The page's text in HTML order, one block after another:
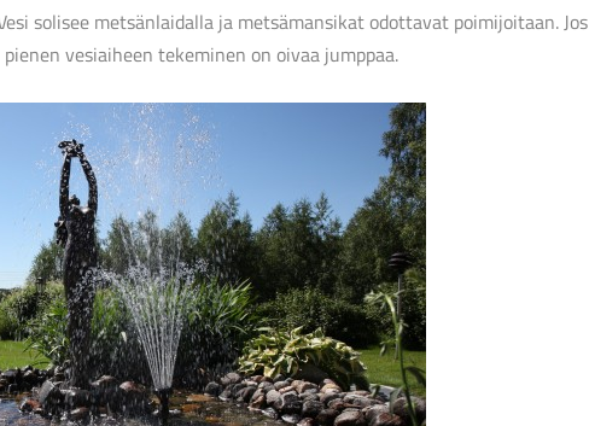
solisee metsänlaidalla ja metsämansikat odottavat poimijoitaan. Jos
vesiaiheen tekeminen on oivaa jumppaa.